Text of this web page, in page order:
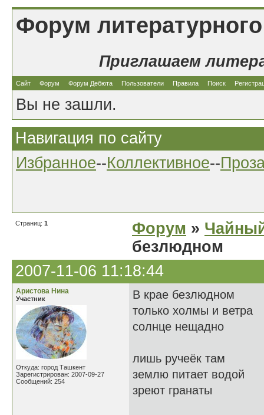
Форум
Приглашаем
Сайт Форум Форум Дебюта Пользователи Правила Поиск
Вы не зашли.
Навигация по сайту
Избранное--Коллективное--
Страниц: 1 Форум »
безлюдном
2007-11-06 11:18:44
Аристова Нина
Участник
Откуда: город Ташкент
Зарегистрирован: 2007-09-27
Сообщений: 254
В крае безлюдном
только холмы и ветра
солнце нещадно
лишь ручеёк там
землю питает водой
зреют гранаты